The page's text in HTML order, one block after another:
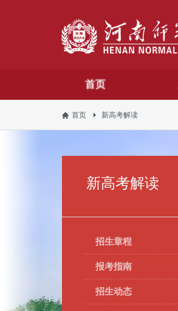
首页
首页 新高考解读
新高考解读
招生章程
报考指南
招生动态